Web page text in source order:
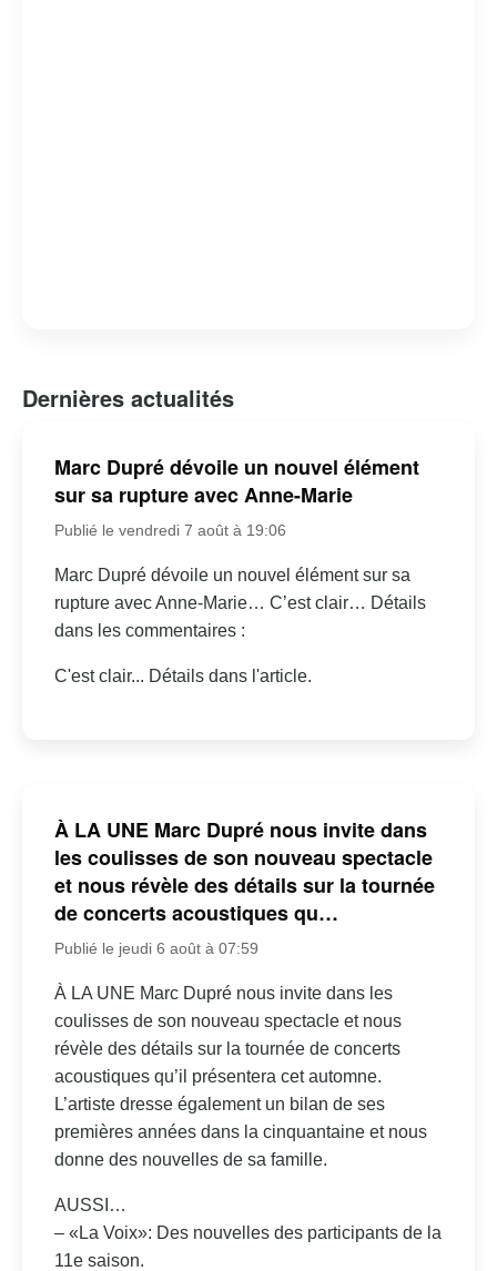
Dernières actualités
Marc Dupré dévoile un nouvel élément
sur sa rupture avec Anne-Marie
Publié le vendredi 7 août à 19:06
Marc Dupré dévoile un nouvel élément sur sa
rupture avec Anne-Marie… C’est clair… Détails
dans les commentaires :
C'est clair... Détails dans l'article.
À LA UNE Marc Dupré nous invite dans
les coulisses de son nouveau spectacle
et nous révèle des détails sur la tournée
de concerts acoustiques qu…
Publié le jeudi 6 août à 07:59
À LA UNE Marc Dupré nous invite dans les
coulisses de son nouveau spectacle et nous
révèle des détails sur la tournée de concerts
acoustiques qu’il présentera cet automne.
L’artiste dresse également un bilan de ses
premières années dans la cinquantaine et nous
donne des nouvelles de sa famille.
AUSSI…
– «La Voix»: Des nouvelles des participants de la
11e saison.